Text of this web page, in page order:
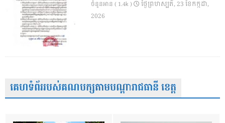
ចំនួនអាន ( 1.4k )
ថ្ងៃ​ព្រហស្បតិ៍, 23 ខែ​កក្កដា,
2026
គេហទំព័ររបស់គណបក្សតាមបណ្តារាជធានី ខេត្ត